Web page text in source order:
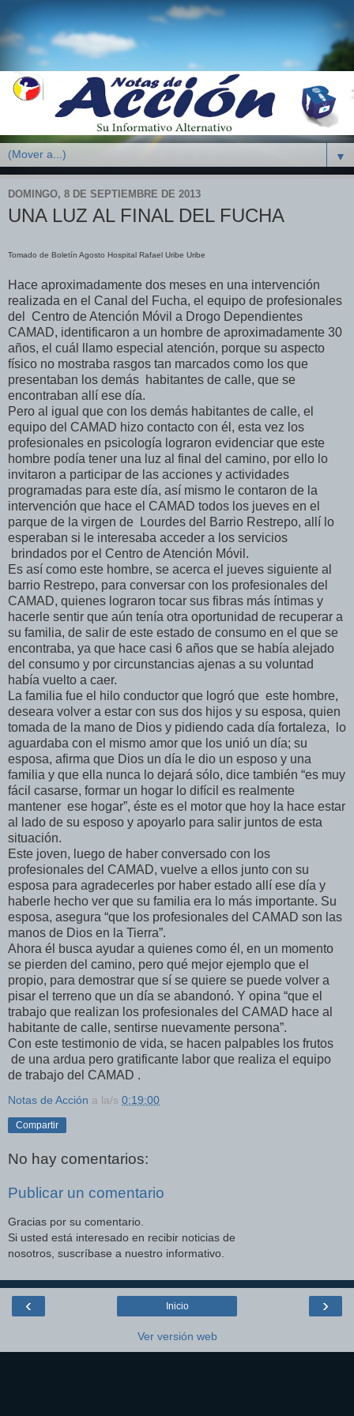
▼
DOMINGO, 8 DE SEPTIEMBRE DE 2013
UNA LUZ AL FINAL DEL FUCHA
Tomado de Boletín Agosto Hospital Rafael Uribe Uribe
Hace aproximadamente dos meses en una intervención
realizada en el Canal del Fucha, el equipo de profesionales
del Centro de Atención Móvil a Drogo Dependientes
CAMAD, identificaron a un hombre de aproximadamente 30
años, el cuál llamo especial atención, porque su aspecto
físico no mostraba rasgos tan marcados como los que
presentaban los demás habitantes de calle, que se
encontraban allí ese día.
Pero al igual que con los demás habitantes de calle, el
equipo del CAMAD hizo contacto con él, esta vez los
profesionales en psicología lograron evidenciar que este
hombre podía tener una luz al final del camino, por ello lo
invitaron a participar de las acciones y actividades
programadas para este día, así mismo le contaron de la
intervención que hace el CAMAD todos los jueves en el
parque de la virgen de Lourdes del Barrio Restrepo, allí lo
esperaban si le interesaba acceder a los servicios
brindados por el Centro de Atención Móvil.
Es así como este hombre, se acerca el jueves siguiente al
barrio Restrepo, para conversar con los profesionales del
CAMAD, quienes lograron tocar sus fibras más íntimas y
hacerle sentir que aún tenía otra oportunidad de recuperar a
su familia, de salir de este estado de consumo en el que se
encontraba, ya que hace casi 6 años que se había alejado
del consumo y por circunstancias ajenas a su voluntad
había vuelto a caer.
La familia fue el hilo conductor que logró que este hombre,
deseara volver a estar con sus dos hijos y su esposa, quien
tomada de la mano de Dios y pidiendo cada día fortaleza, lo
aguardaba con el mismo amor que los unió un día; su
esposa, afirma que Dios un día le dio un esposo y una
familia y que ella nunca lo dejará sólo, dice también “es muy
fácil casarse, formar un hogar lo difícil es realmente
mantener ese hogar”, éste es el motor que hoy la hace estar
al lado de su esposo y apoyarlo para salir juntos de esta
situación.
Este joven, luego de haber conversado con los
profesionales del CAMAD, vuelve a ellos junto con su
esposa para agradecerles por haber estado allí ese día y
haberle hecho ver que su familia era lo más importante. Su
esposa, asegura “que los profesionales del CAMAD son las
manos de Dios en la Tierra”.
Ahora él busca ayudar a quienes como él, en un momento
se pierden del camino, pero qué mejor ejemplo que el
propio, para demostrar que sí se quiere se puede volver a
pisar el terreno que un día se abandonó. Y opina “que el
trabajo que realizan los profesionales del CAMAD hace al
habitante de calle, sentirse nuevamente persona”.
Con este testimonio de vida, se hacen palpables los frutos
de una ardua pero gratificante labor que realiza el equipo
de trabajo del CAMAD .
Notas de Acción a la/s 0:19:00
Compartir
No hay comentarios:
Publicar un comentario
Gracias por su comentario.
Si usted está interesado en recibir noticias de
nosotros, suscríbase a nuestro informativo.
‹ ›
Inicio
Ver versión web